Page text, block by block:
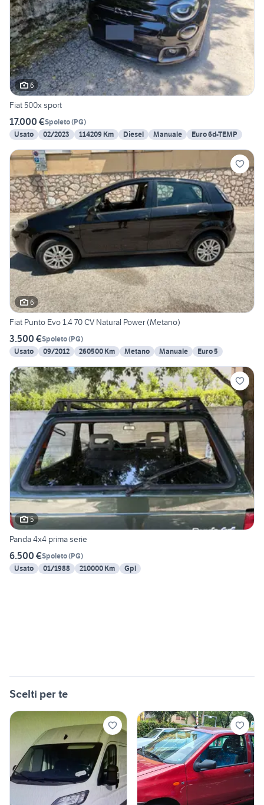
6
Fiat 500x sport
17.000 €Spoleto(PG)
Usato
02/2023 114209 Km Diesel Manuale Euro 6d-TEMP
6
Fiat Punto Evo 1.4 70 CV Natural Power (Metano)
3.500 €Spoleto(PG)
Usato
09/2012 260500 Km Metano Manuale Euro 5
5
Panda 4x4 prima serie
6.500 €Spoleto(PG)
Usato
01/1988 210000 Km Gpl
Scelti per te